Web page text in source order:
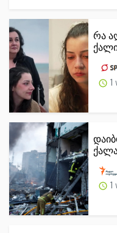
რა
1
1